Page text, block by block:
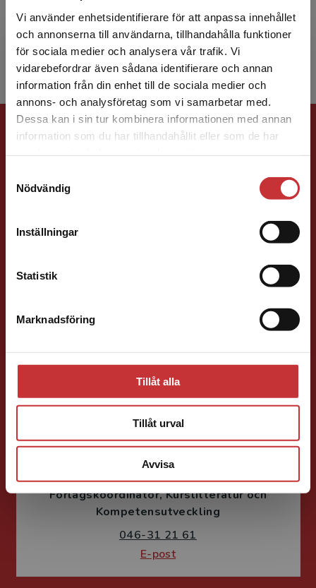
Vi använder enhetsidentifierare för att anpassa innehållet
och annonserna till användarna, tillhandahålla funktioner
för sociala medier och analysera vår trafik. Vi
vidarebefordrar även sådana identifierare och annan
information från din enhet till de sociala medier och
annons- och analysföretag som vi samarbetar med.
Dessa kan i sin tur kombinera informationen med annan
information som du har tillhandahållit eller som de har
Nödvändig
Inställningar
Statistik
Marknadsföring
Tillåt alla
Tillåt urval
Avvisa
Begränsad fraktregion
Det verkar som att du besöker
studentlitteratur.se via en enhet utanför Sverige.
Vi erbjuder inte leveranser utanför Sverige. För
att kunna slutföra ett köp måste
universitetet i Bergen. Han har i många år haft
ett nära...
Förlagskontakt
Förlagskoordinator Kurslitteratur och
Kompetensutveckling
046-31 21 61
E-post